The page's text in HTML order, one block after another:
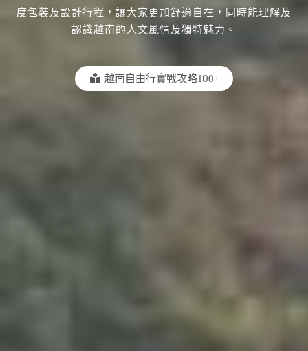
度包裝及設計行程，讓大家更加舒適自在，同時能理解及
認識越南的人文風情及獨特魅力。
越南自由行實戰攻略100+